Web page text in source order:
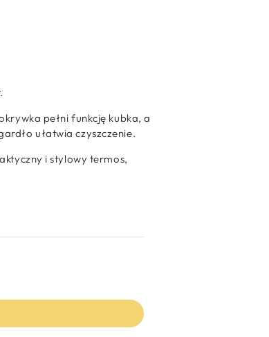
pełni funkcję kubka, a
ułatwia czyszczenie.
i stylowy termos,